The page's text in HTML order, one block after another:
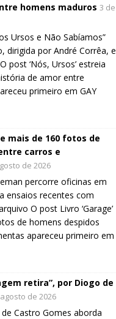
homens maduros 3 de
Ursos e Não Sabíamos”
dirigida por André Corrêa, e
post ‘Nós, Ursos’ estreia
de amor entre
primeiro em GAY
mais de 160 fotos de
carros e
de 2026
percorre oficinas em
ensaios recentes com
O post Livro ‘Garage’
de homens despidos
apareceu primeiro em
retira”, por Diogo de
de 2026
Castro Gomes aborda